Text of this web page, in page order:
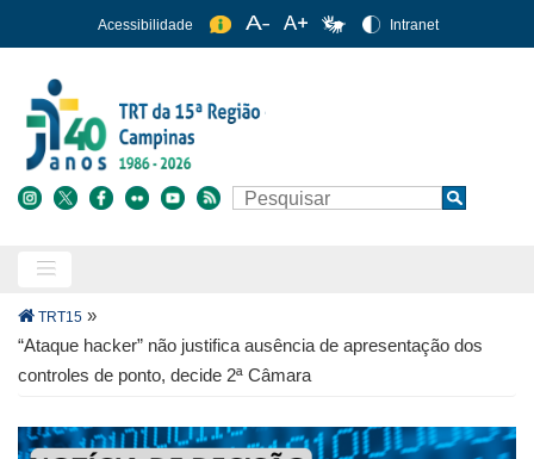
para
conteúdo
principal
Acessibilidade Intranet
Buscar Search
Trilha
de
navegação
TRT15 »
“Ataque hacker” não justifica ausência de apresentação dos
controles de ponto, decide 2ª Câmara